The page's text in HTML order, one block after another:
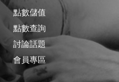
點數儲值
點數查詢
討論話題
會員專區